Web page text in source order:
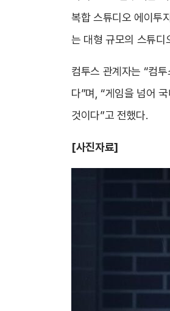
복합 스튜디오 에이투
는 대형 규모의 스튜디
컴투스 관계자는 “컴
다”며, “게임을 넘어
것이다”고 전했다.
[사진자료]